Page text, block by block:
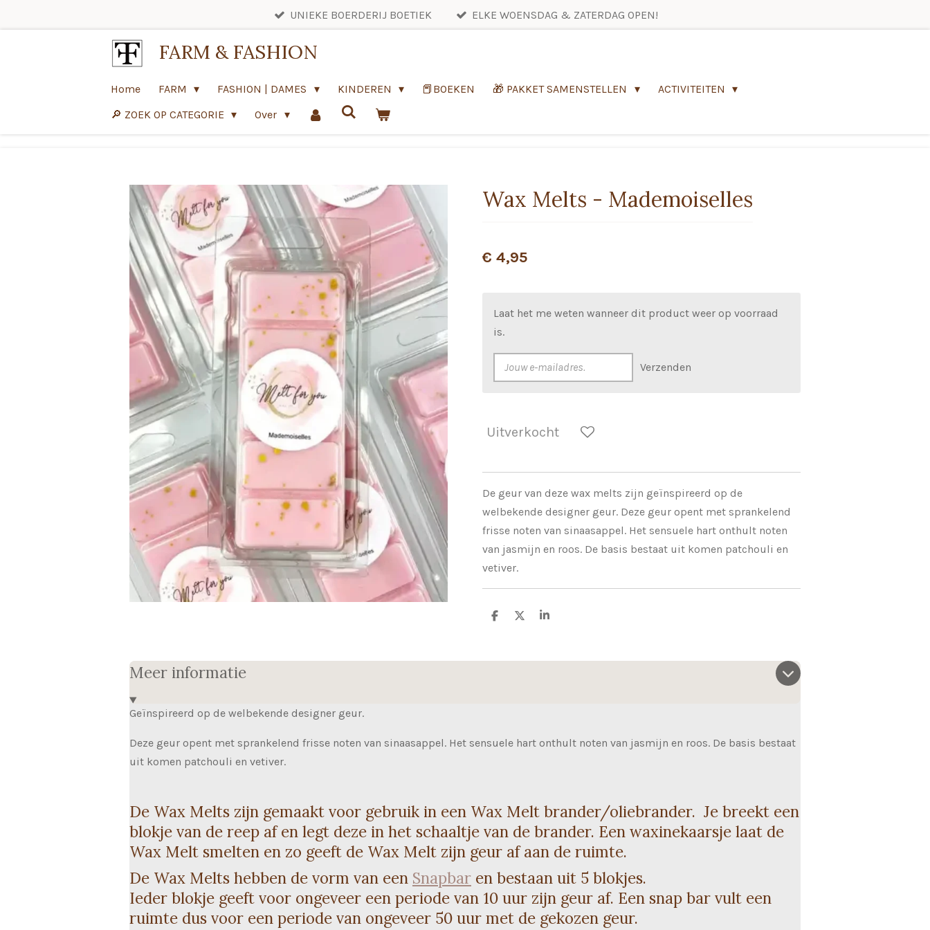
UNIEKE BOERDERIJ BOETIEK ELKE WOENSDAG & ZATERDAG OPEN!
FARM & FASHION
Home FARM FASHION | DAMES KINDEREN 📕BOEKEN 🎁 PAKKET SAMENSTELLEN
ACTIVITEITEN
🔎 ZOEK OP CATEGORIE
Over
Wax Melts - Mademoiselles
€ 4,95
Laat het me weten wanneer dit product weer op voorraad
is.
Verzenden
Uitverkocht
De geur van deze wax melts zijn geïnspireerd op de
welbekende designer geur. Deze geur opent met sprankelend
frisse noten van sinaasappel. Het sensuele hart onthult noten
van jasmijn en roos. De basis bestaat uit komen patchouli en
vetiver.
D
n
D
S
e
Meer informatie
Geïnspireerd op de welbekende designer geur.
Deze geur opent met sprankelend frisse noten van sinaasappel. Het sensuele hart onthult noten van jasmijn en roos. De basis bestaat
uit komen patchouli en vetiver.
De Wax Melts zijn gemaakt voor gebruik in een Wax Melt brander/oliebrander. Je breekt een
blokje van de reep af en legt deze in het schaaltje van de brander. Een waxinekaarsje laat de
Wax Melt smelten en zo geeft de Wax Melt zijn geur af aan de ruimte.
De Wax Melts hebben de vorm van een Snapbar en bestaan uit 5 blokjes.
Ieder blokje geeft voor ongeveer een periode van 10 uur zijn geur af. Een snap bar vult een
ruimte dus voor een periode van ongeveer 50 uur met de gekozen geur.